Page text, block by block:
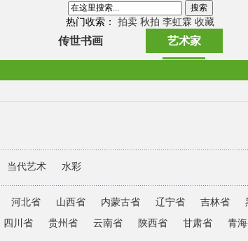
热门收索： 拍卖 秋拍 李虹霖 收藏
传世书画 艺术家
当代艺术 水彩
河北省 山西省 内蒙古省 辽宁省 吉林省
四川省 贵州省 云南省 陕西省 甘肃省 青